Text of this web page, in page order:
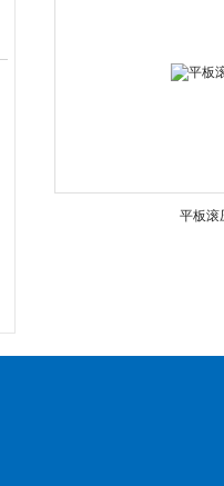
平板滚